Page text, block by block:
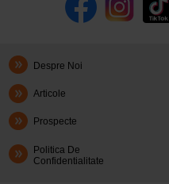
Despre Noi
Articole
Prospecte
Politica De
Confidentialitate